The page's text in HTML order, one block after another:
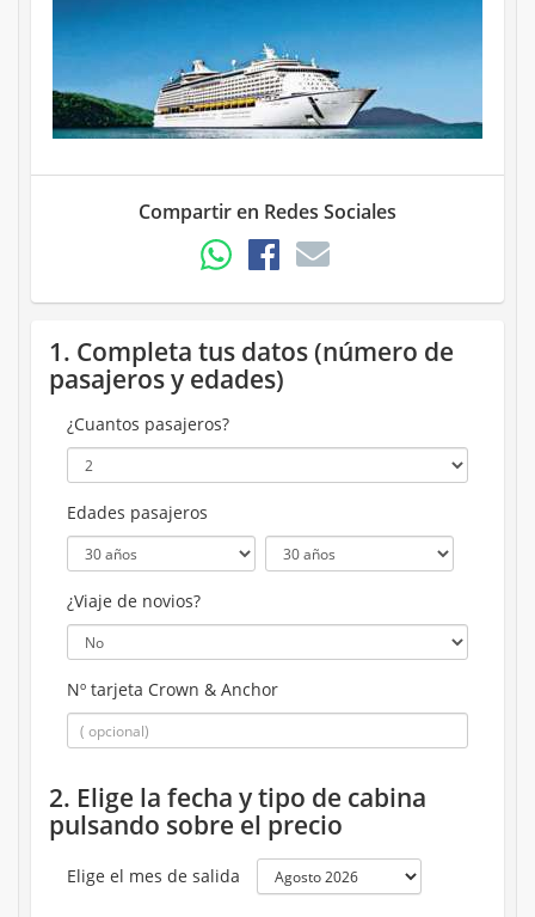
Compartir en Redes Sociales
1. Completa tus datos (número de
pasajeros y edades)
¿Cuantos pasajeros?
Edades pasajeros
¿Viaje de novios?
Nº tarjeta Crown & Anchor
2. Elige la fecha y tipo de cabina
pulsando sobre el precio
Elige el mes de salida